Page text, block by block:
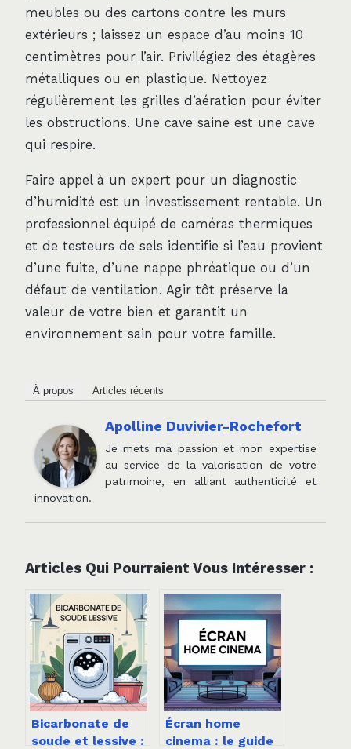
meubles ou des cartons contre les murs
extérieurs ; laissez un espace d’au moins 10
centimètres pour l’air. Privilégiez des étagères
métalliques ou en plastique. Nettoyez
régulièrement les grilles d’aération pour éviter
les obstructions. Une cave saine est une cave
qui respire.
Faire appel à un expert pour un diagnostic
d’humidité est un investissement rentable. Un
professionnel équipé de caméras thermiques
et de testeurs de sels identifie si l’eau provient
d’une fuite, d’une nappe phréatique ou d’un
défaut de ventilation. Agir tôt préserve la
valeur de votre bien et garantit un
environnement sain pour votre famille.
À propos Articles récents
Apolline Duvivier-Rochefort
Je mets ma passion et mon expertise
au service de la valorisation de votre
patrimoine, en alliant authenticité et
innovation.
Articles Qui Pourraient Vous Intéresser :
Bicarbonate de
soude et lessive :
Écran home
cinema : le guide